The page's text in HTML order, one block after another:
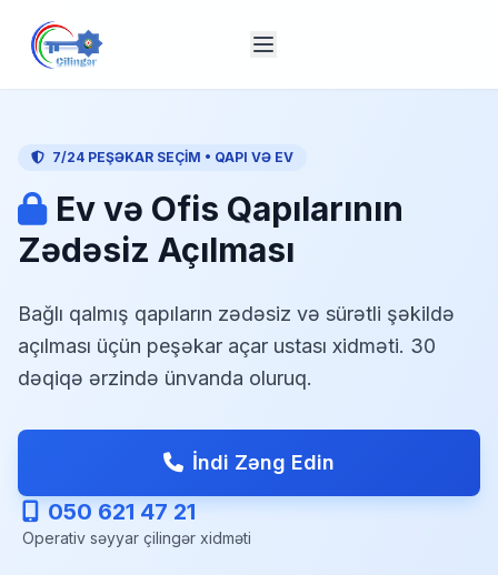
7/24 PEŞƏKAR SEÇIM • QAPI VƏ EV
Ev və Ofis Qapılarının
Zədəsiz Açılması
Bağlı qalmış qapıların zədəsiz və sürətli şəkildə
açılması üçün peşəkar açar ustası xidməti. 30
dəqiqə ərzində ünvanda oluruq.
İndi Zəng Edin
050 621 47 21
Operativ səyyar çilingər xidməti